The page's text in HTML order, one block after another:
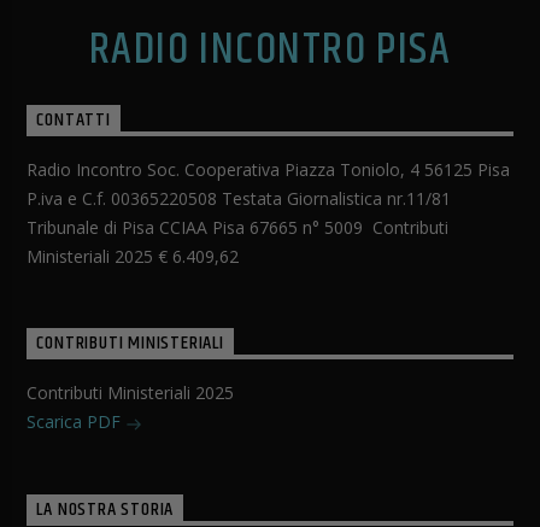
RADIO INCONTRO PISA
CONTATTI
Radio Incontro Soc. Cooperativa Piazza Toniolo, 4 56125 Pisa
P.iva e C.f. 00365220508 Testata Giornalistica nr.11/81
Tribunale di Pisa CCIAA Pisa 67665 n° 5009 Contributi
Ministeriali 2025 € 6.409,62
CONTRIBUTI MINISTERIALI
Contributi Ministeriali 2025
Scarica PDF
LA NOSTRA STORIA